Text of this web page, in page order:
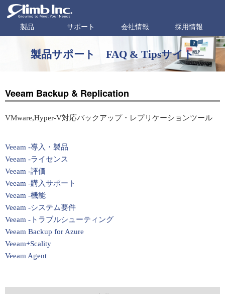
製品 サポート 会社情報 採用情報
製品サポート FAQ & Tipsサイト
Veeam Backup & Replication
VMware,Hyper-V対応バックアップ・レプリケーションツール
Veeam -導入・製品
Veeam -ライセンス
Veeam -評価
Veeam -購入サポート
Veeam -機能
Veeam -システム要件
Veeam -トラブルシューティング
Veeam Backup for Azure
Veeam+Scality
Veeam Agent